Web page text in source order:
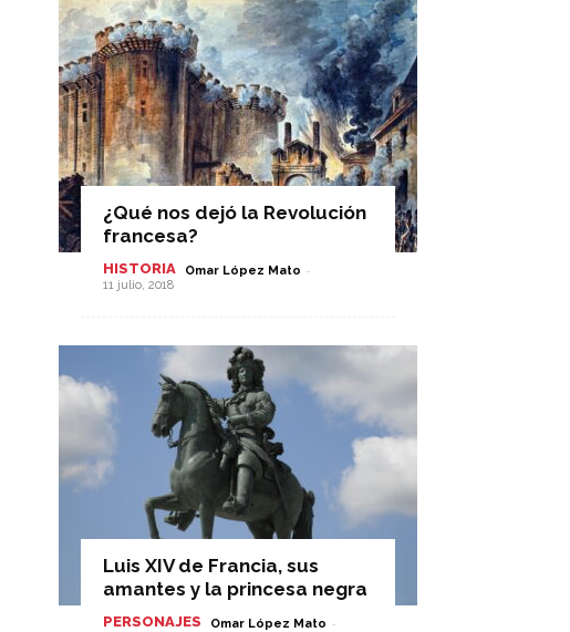
¿Qué nos dejó la Revolución
francesa?
HISTORIA Omar López Mato -
11 julio, 2018
Luis XIV de Francia, sus
amantes y la princesa negra
PERSONAJES Omar López Mato -